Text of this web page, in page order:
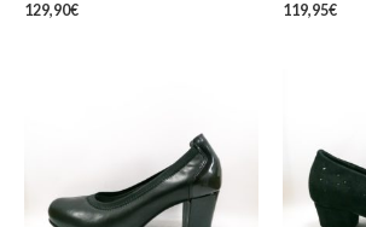
129,90€ 119,95€